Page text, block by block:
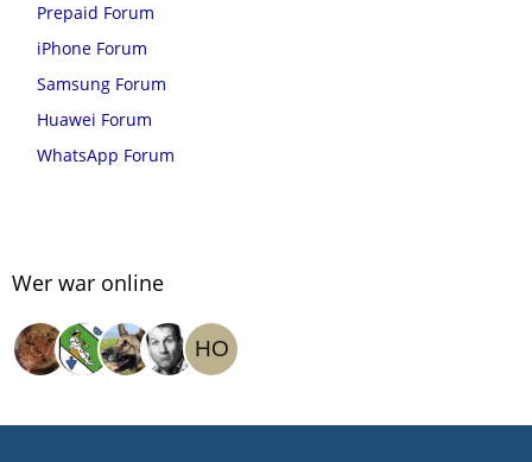
Prepaid Forum
iPhone Forum
Samsung Forum
Huawei Forum
WhatsApp Forum
Wer war online